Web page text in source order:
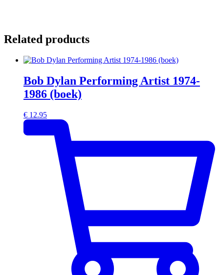
Related products
Bob Dylan Performing Artist 1974-
1986 (boek)
€ 12.95